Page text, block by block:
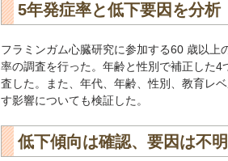
5年発症率と低下要因を分析
フラミンガム心臓研究に参加する60 歳以
率の調査を行った。年齢と性別で補正した
査した。また、年代、年齢、性別、教育レ
す影響についても検証した。
低下傾向は確認、要因は不明